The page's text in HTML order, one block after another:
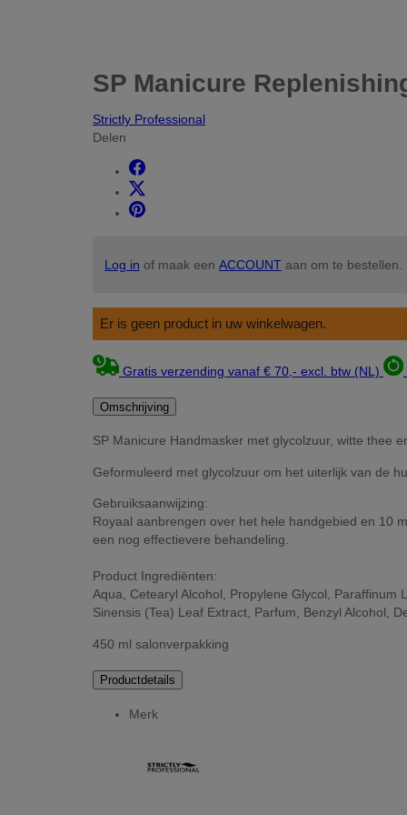
SP Manicure
Strictly Professional
Delen
Log in of maak een ACCOUNT aan om te bestellen.
Er is geen product in uw winkelwagen.
Gratis verzending vanaf € 70,- excl. btw (NL)
Omschrijving
SP Manicure Handmasker met glycolzuur, witte thee
Geformuleerd met glycolzuur om het uiterlijk van de
Gebruiksaanwijzing:
Royaal aanbrengen over het hele handgebied en 10
een nog effectievere behandeling.
Product Ingrediënten:
Aqua, Cetearyl Alcohol, Propylene Glycol, Paraffinum
Sinensis (Tea) Leaf Extract, Parfum, Benzyl Alcohol,
450 ml salonverpakking
Productdetails
Merk